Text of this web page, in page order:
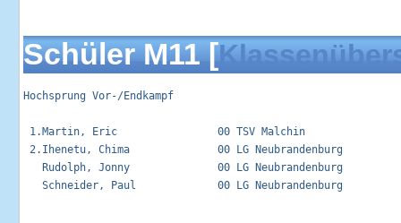
Schüler M11 [
Hochsprung Vor-/Endkampf
1.Martin, Eric                00 TSV Malchin
2.Ihenetu, Chima              00 LG Neubrandenburg
Rudolph, Jonny              00 LG Neubrandenburg
Schneider, Paul             00 LG Neubrandenburg